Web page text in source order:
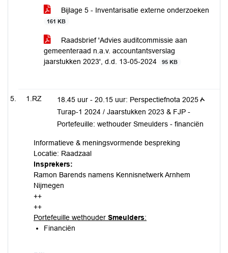
Bijlage 5 - Inventarisatie externe onderzoeken
161 KB
Raadsbrief 'Advies auditcommissie aan
gemeenteraad n.a.v. accountantsverslag
jaarstukken 2023', d.d. 13-05-2024
95 KB
1.RZ
18.45 uur - 20.15 uur: Perspectiefnota 2025 /
Turap-1 2024 / Jaarstukken 2023 & FJP -
Portefeuille: wethouder Smeulders - financiën
Informatieve & meningsvormende bespreking
Locatie: Raadzaal
Insprekers:
Ramon Barends namens Kennisnetwerk Arnhem
Nijmegen
++
++
Portefeuille wethouder Smeulders:
Financiën